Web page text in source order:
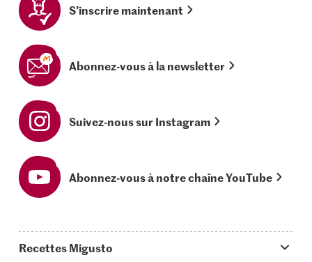
S’inscrire maintenant
Abonnez-vous à la newsletter
Suivez-nous sur Instagram
Abonnez-vous à notre chaîne YouTube
Recettes Migusto